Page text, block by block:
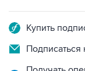
Купить
Подписаться